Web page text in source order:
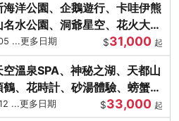
洋公園、企鵝遊行、卡哇伊熊
水公園、洞爺星空、花火大
...更多日期 $31,000 起
溫泉SPA、神秘之湖、天都山
、花時計、砂湯體驗、螃蟹吃
...更多日期 $33,000 起